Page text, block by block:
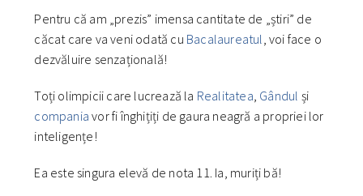
Pentru că am „prezis” imensa cantitate de „știri” de
căcat care va veni odată cu Bacalaureatul , voi face o
dezvăluire senzațională!
Toți olimpicii care lucrează la Realitatea Gândul și
compania vor fi înghițiți de gaura neagră a propriei lor
inteligențe!
Ea este singura elevă de nota 11. Ia, muriți bă!